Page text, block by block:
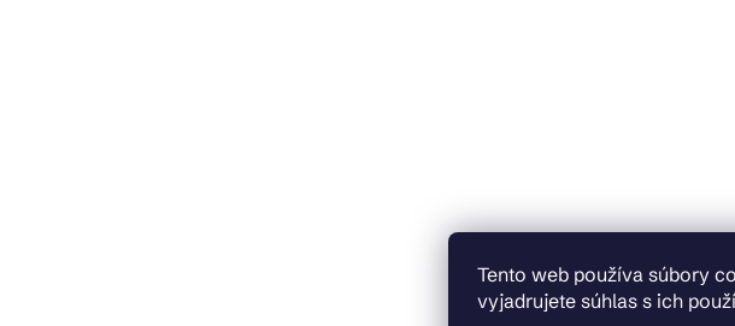
Tento web používa súbory
vyjadrujete súhlas s ich